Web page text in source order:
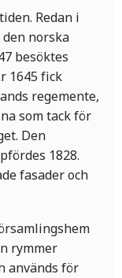
Redan i
norska
besöktes
1645 fick
regemente,
som tack för
Den
1828.
fasader och
rymmer
används för